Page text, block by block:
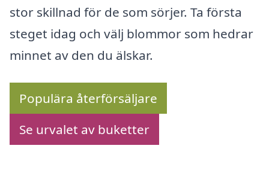
stor skillnad för de som sörjer. Ta första
steget idag och välj blommor som hedrar
minnet av den du älskar.
Populära återförsäljare
Se urvalet av buketter